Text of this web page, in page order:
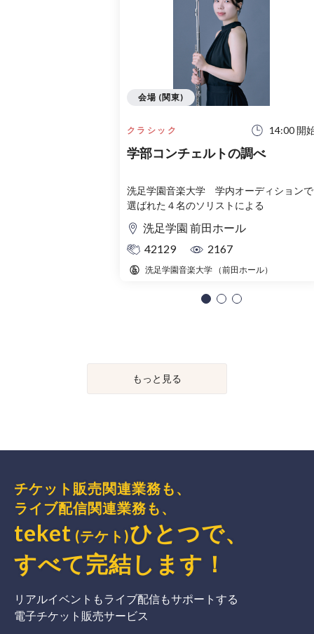
クラシック 14:00 開
学部コンチェルトの調べ
洗足学園音楽大学 学内オーディションで
選ばれた４名のソリストによる
洗足学園 前田ホール
42129
2167
洗足学園音楽大学 （前田ホール）
会場 (関東)
もっと見る
チケット販売関連業務も、
ライブ配信関連業務も、
teket (テケト)ひとつで、
すべて完結 します ！
リアルイベントもライブ配信もサポートする
電子チケット販売サービス